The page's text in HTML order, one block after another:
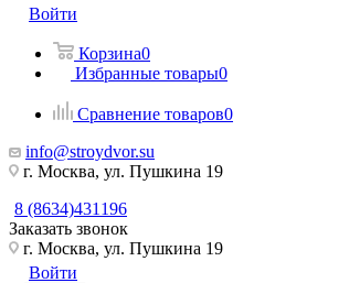
Войти
Корзина0
Избранные товары0
Сравнение товаров0
info@stroydvor.su
г. Москва, ул. Пушкина 19
8 (8634)431196
Заказать звонок
г. Москва, ул. Пушкина 19
Войти